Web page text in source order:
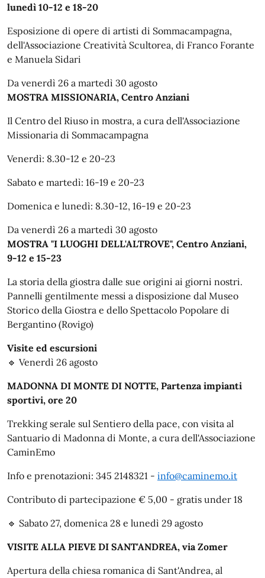
lunedì 10-12 e 18-20
Esposizione di opere di artisti di Sommacampagna,
dell'Associazione Creatività Scultorea, di Franco Forante
e Manuela Sidari
Da venerdì 26 a martedì 30 agosto
MOSTRA MISSIONARIA, Centro Anziani
Il Centro del Riuso in mostra, a cura dell'Associazione
Missionaria di Sommacampagna
Venerdì: 8.30-12 e 20-23
Sabato e martedì: 16-19 e 20-23
Domenica e lunedì: 8.30-12, 16-19 e 20-23
Da venerdì 26 a martedì 30 agosto
MOSTRA "I LUOGHI DELL'ALTROVE", Centro Anziani,
9-12 e 15-23
La storia della giostra dalle sue origini ai giorni nostri.
Pannelli gentilmente messi a disposizione dal Museo
Storico della Giostra e dello Spettacolo Popolare di
Bergantino (Rovigo)
Visite ed escursioni
🔹 Venerdì 26 agosto
MADONNA DI MONTE DI NOTTE, Partenza impianti
sportivi, ore 20
Trekking serale sul Sentiero della pace, con visita al
Santuario di Madonna di Monte, a cura dell'Associazione
CaminEmo
Info e prenotazioni: 345 2148321 - info@caminemo.it
Contributo di partecipazione € 5,00 - gratis under 18
🔹 Sabato 27, domenica 28 e lunedì 29 agosto
VISITE ALLA PIEVE DI SANT'ANDREA, via Zomer
Apertura della chiesa romanica di Sant'Andrea, al